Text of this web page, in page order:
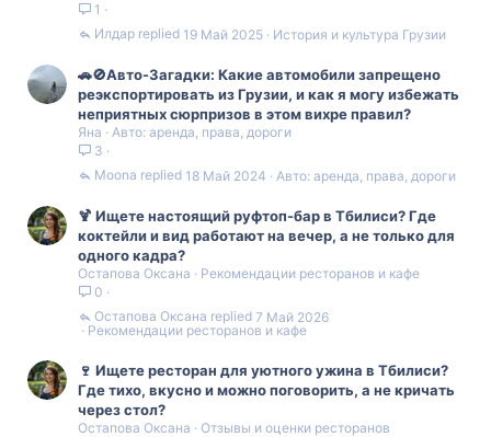
1
История и культура Грузии
19 Май 2025
Илдар
🚗🚫Авто-Загадки: Какие автомобили запрещено
реэкспортировать из Грузии, и как я могу избежать
неприятных сюрпризов в этом вихре правил?
Яна
Авто: аренда, права, дороги
3
Авто: аренда, права, дороги
18 Май 2024
Moona
🍹 Ищете настоящий руфтоп-бар в Тбилиси? Где
коктейли и вид работают на вечер, а не только для
одного кадра?
Остапова Оксана
Рекомендации ресторанов и кафе
0
Рекомендации ресторанов и кафе
7 Май 2026
Остапова Оксана
🍷 Ищете ресторан для уютного ужина в Тбилиси?
Где тихо, вкусно и можно поговорить, а не кричать
через стол?
Остапова Оксана
Отзывы и оценки ресторанов